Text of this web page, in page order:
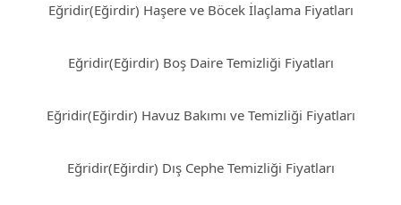
Eğridir(Eğirdir) Haşere ve Böcek İlaçlama Fiyatları
Eğridir(Eğirdir) Boş Daire Temizliği Fiyatları
Eğridir(Eğirdir) Havuz Bakımı ve Temizliği Fiyatları
Eğridir(Eğirdir) Dış Cephe Temizliği Fiyatları